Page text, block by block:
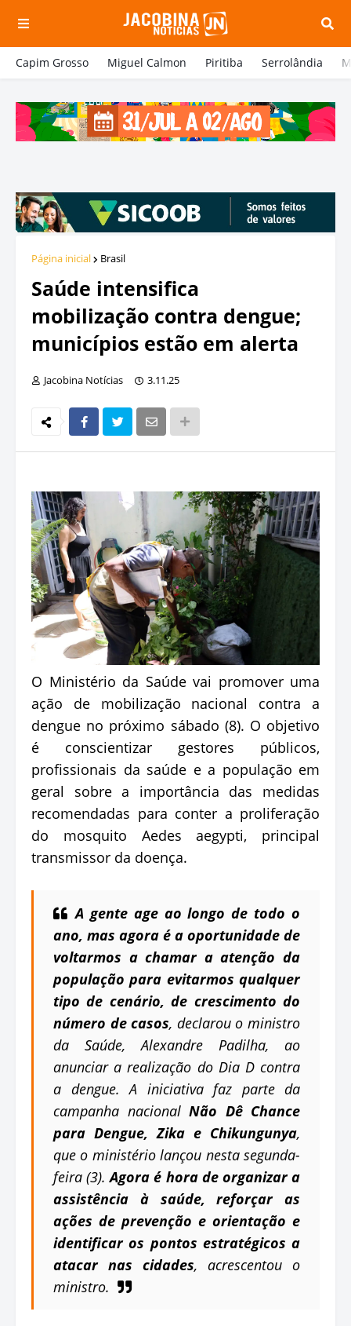
Capim Grosso Miguel Calmon Piritiba Serrolândia
Página inicial Brasil
Saúde intensifica
mobilização contra dengue;
municípios estão em alerta
Jacobina Notícias 3.11.25
O Ministério da Saúde vai promover uma
ação de mobilização nacional contra a
dengue no próximo sábado (8). O objetivo
é conscientizar gestores públicos,
profissionais da saúde e a população em
geral sobre a importância das medidas
recomendadas para conter a proliferação
do mosquito Aedes aegypti, principal
transmissor da doença.
A gente age ao longo de todo o
ano, mas agora é a oportunidade de
voltarmos a chamar a atenção da
população para evitarmos qualquer
tipo de cenário, de crescimento do
número de casos, declarou o ministro
da Saúde, Alexandre Padilha, ao
anunciar a realização do Dia D contra
a dengue. A iniciativa faz parte da
campanha nacional Não Dê Chance
para Dengue, Zika e Chikungunya,
que o ministério lançou nesta segunda-
feira (3).Agora é hora de organizar a
assistência à saúde, reforçar as
ações de prevenção e orientação e
identificar os pontos estratégicos a
atacar nas cidades, acrescentou o
ministro.